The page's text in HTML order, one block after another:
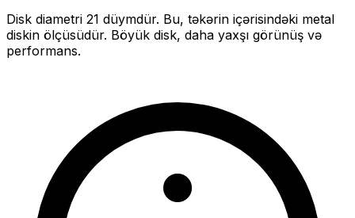
Disk diametri 21 düymdür. Bu, təkərin içərisindəki metal
diskin ölçüsüdür. Böyük disk, daha yaxşı görünüş və
performans.